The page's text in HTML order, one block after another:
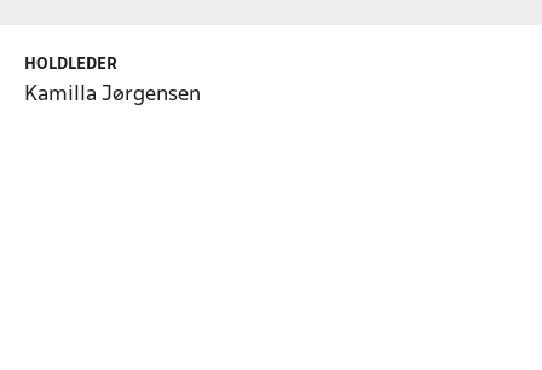
HOLDLEDER
Kamilla Jørgensen